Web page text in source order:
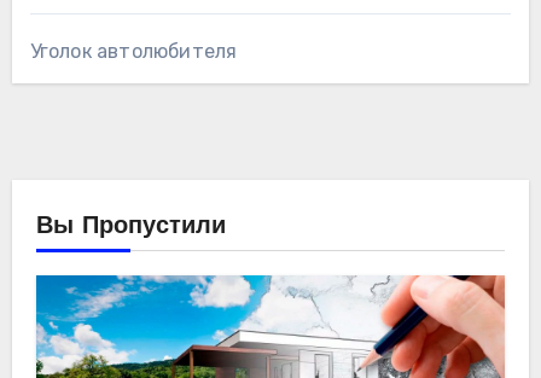
Уголок автолюбителя
Вы Пропустили